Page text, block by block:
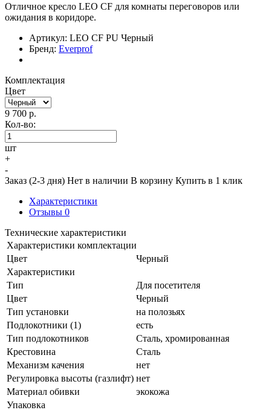
Отличное кресло LEO CF для комнаты переговоров или
ожидания в коридоре.
Артикул: LEO CF PU Черный
Бренд: Everprof
Комплектация
Цвет
9 700 р.
Кол-во:
шт
+
-
Заказ (2-3 дня) Нет в наличии В корзину Купить в 1 клик
Характеристики
Отзывы 0
Технические характеристики
Характеристики комплектации
Цвет
Черный
Характеристики
Тип
Для посетителя
Цвет
Черный
Тип установки
на полозьях
Подлокотники (1)
есть
Тип подлокотников
Сталь, хромированная
Крестовина
Сталь
Механизм качения
нет
Регулировка высоты (газлифт) нет
Материал обивки
экокожа
Упаковка